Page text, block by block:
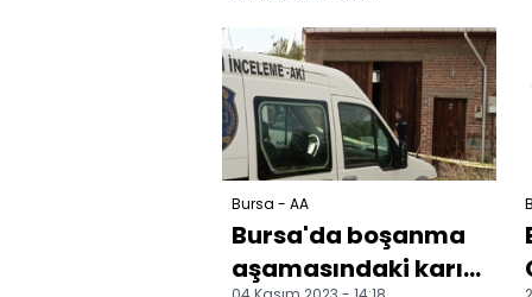
Bursa - AA
Bursa'da boşanma
aşamasındaki karısı